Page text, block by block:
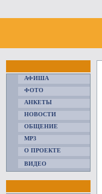
АФИША
ФОТО
АНКЕТЫ
НОВОСТИ
ОБЩЕНИЕ
MP3
О ПРОЕКТЕ
ВИДЕО